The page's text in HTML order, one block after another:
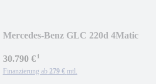
Mercedes-Benz GLC 220d 4Matic
UP*NAVI
30.790 €¹
Finanzierung ab 279 € mtl.